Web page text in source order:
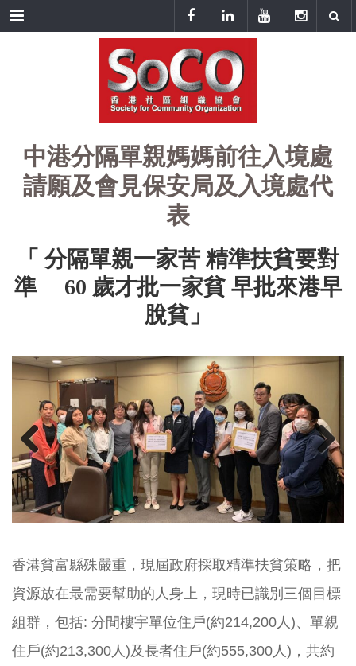
Menu
中港分隔單親媽媽前往入境處
請願及會見保安局及入境處代
表
「 分隔單親一家苦 精準扶貧要對
準60 歲才批一家貧 早批來港早
脫貧」
Prev
ious
Next
香港貧富縣殊嚴重，現屆政府採取精準扶貧策略，把
資源放在最需要幫助的人身上，現時已識別三個目標
組群，包括: 分間樓宇單位住戶(約214,200人)、單親
住戶(約213,300人)及長者住戶(約555,300人)，共約